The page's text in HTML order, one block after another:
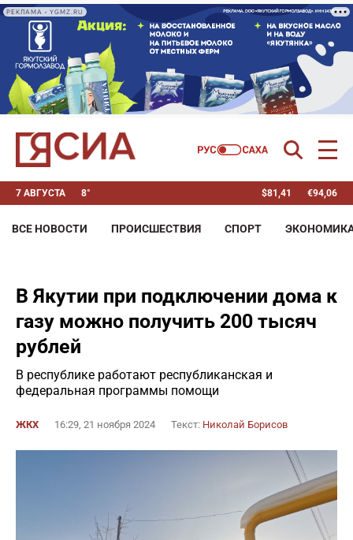
РЕКЛАМА • YGMZ.RU
7 АВГУСТА 8° $81,41 €94,06
ВСЕ НОВОСТИ ПРОИСШЕСТВИЯ СПОРТ
В Якутии при подключении дома к
газу можно получить 200 тысяч
рублей
В республике работают республиканская и
федеральная программы помощи
ЖКХ 16:29, 21 ноября 2024 Текст: Николай Борисов